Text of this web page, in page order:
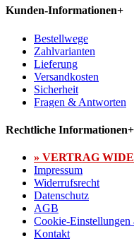
Kunden-Informationen+
Bestellwege
Zahlvarianten
Lieferung
Versandkosten
Sicherheit
Fragen & Antworten
Rechtliche Informationen+
» VERTRAG
Impressum
Widerrufsrecht
Datenschutz
AGB
Cookie-Einstellungen
Kontakt